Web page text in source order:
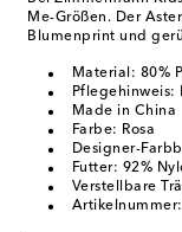
Me-Größen. Der
Blumenprint und
Material: 80%
Pflegehinweis:
Made in China
Farbe: Rosa
Designer-
Futter: 92%
Verstellbare